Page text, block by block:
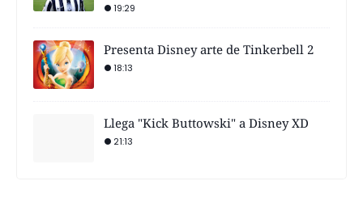
19:29
Presenta Disney arte de Tinkerbell 2
18:13
Llega "Kick Buttowski" a Disney XD
21:13